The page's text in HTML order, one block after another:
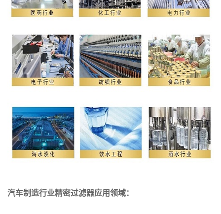
汽车制造行业精密过滤器应用领域：